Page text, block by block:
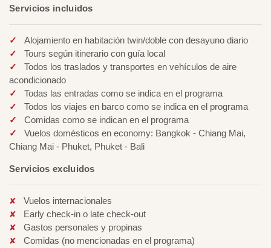
Servicios incluidos
Alojamiento en habitación twin/doble con desayuno diario
Tours según itinerario con guía local
Todos los traslados y transportes en vehículos de aire
acondicionado
Todas las entradas como se indica en el programa
Todos los viajes en barco como se indica en el programa
Comidas como se indican en el programa
Vuelos domésticos en economy: Bangkok - Chiang Mai,
Chiang Mai - Phuket, Phuket - Bali
Servicios excluidos
Vuelos internacionales
Early check-in o late check-out
Gastos personales y propinas
Comidas (no mencionadas en el programa)